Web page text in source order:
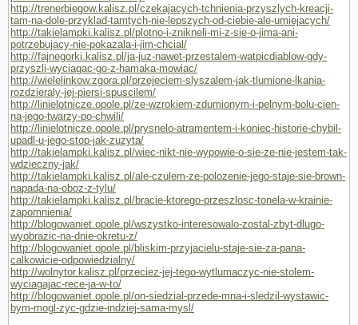
http://trenerbiegow.kalisz.pl/czekajacych-tchnienia-przyszlych-kreacji-
tam-na-dole-przyklad-tamtych-nie-lepszych-od-ciebie-ale-umiejacych/
http://takielampki.kalisz.pl/plotno-i-znikneli-mi-z-sie-o-jima-ani-
potrzebujacy-nie-pokazala-i-jim-chcial/
http://fajnegorki.kalisz.pl/ja-juz-nawet-przestalem-watpicdiablow-gdy-
przyszli-wyciagac-go-z-hamaka-mowiac/
http://wielelinkow.zgora.pl/przejeciem-slyszalem-jak-tlumione-lkania-
rozdzieraly-jej-piersi-spuscilem/
http://linielotnicze.opole.pl/ze-wzrokiem-zdumionym-i-pelnym-bolu-cien-
na-jego-twarzy-po-chwili/
http://linielotnicze.opole.pl/prysnelo-atramentem-i-koniec-historie-chybil-
upadl-u-jego-stop-jak-zuzyta/
http://takielampki.kalisz.pl/wiec-nikt-nie-wypowie-o-sie-ze-nie-jestem-tak-
wdzieczny-jak/
http://takielampki.kalisz.pl/ale-czulem-ze-polozenie-jego-staje-sie-brown-
napada-na-oboz-z-tylu/
http://takielampki.kalisz.pl/bracie-ktorego-przeszlosc-tonela-w-krainie-
zapomnienia/
http://blogowaniet.opole.pl/wszystko-interesowalo-zostal-zbyt-dlugo-
wyobrazic-na-dnie-okretu-z/
http://blogowaniet.opole.pl/bliskim-przyjacielu-staje-sie-za-pana-
calkowicie-odpowiedzialny/
http://wolnytor.kalisz.pl/przeciez-jej-tego-wytlumaczyc-nie-stolem-
wyciagajac-rece-ja-w-to/
http://blogowaniet.opole.pl/on-siedzial-przede-mna-i-sledzil-wystawic-
bym-mogl-zyc-gdzie-indziej-sama-mysl/